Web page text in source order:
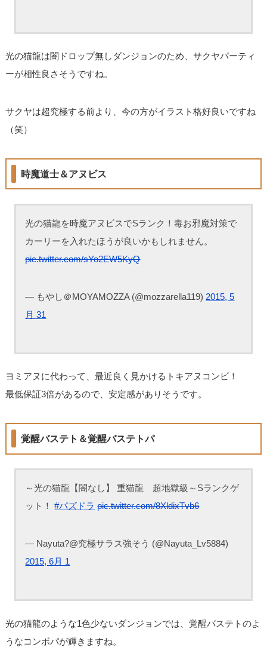
光の猫龍は闇ドロップ無しダンジョンのため、サクヤパーティ
ーが相性良さそうですね。
サクヤは超究極する前より、今の方がイラスト格好良いですね
（笑）
時魔道士＆アヌビス
光の猫龍を時魔アヌビスでSランク！毒お邪魔対策で
カーリーを入れたほうが良いかもしれません。
pic.twitter.com/sYo2EW5KyQ
— もやし＠MOYAMOZZA (@mozzarella119) 2015, 5
月 31
ヨミアヌに代わって、最近良く見かけるトキアヌコンビ！
最低保証3倍があるので、安定感がありそうです。
覚醒バステト＆覚醒バステトパ
～光の猫龍【闇なし】 重猫龍 超地獄級～Sランクゲ
ット！#パズドラ pic.twitter.com/8XldixTvb6
— Nayuta?@究極サラス強そう (@Nayuta_Lv5884)
2015, 6月 1
光の猫龍のような1色少ないダンジョンでは、覚醒バステトのよ
うなコンボパが輝きますね。